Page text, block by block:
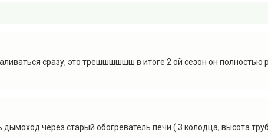
сразу, это трешшшшшш в итоге 2 ой сезон он
через старый обогреватель печи ( 3 колодца, высота